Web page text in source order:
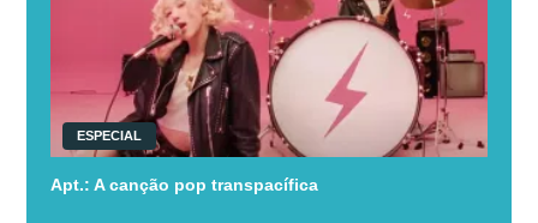
ESPECIAL
Apt.: A canção pop transpacífica